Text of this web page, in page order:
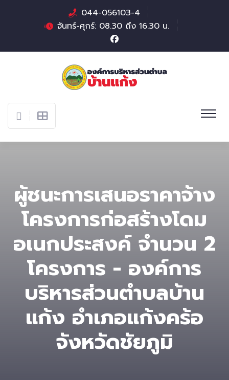
044-056103-4
จันทร์-ศุกร์: 08.30 ถึง 16.30 น.
ผู้ชนะการเสนอราคาจ้าง
โครงการก่อสร้างโดม
อเนกประสงค์ จำนวน 2
โครงการ - องค์การ
บริหารส่วนตําบลบ้าน
แก้ง อำเภอแก้งคร้อ
จังหวัดชัยภูมิ